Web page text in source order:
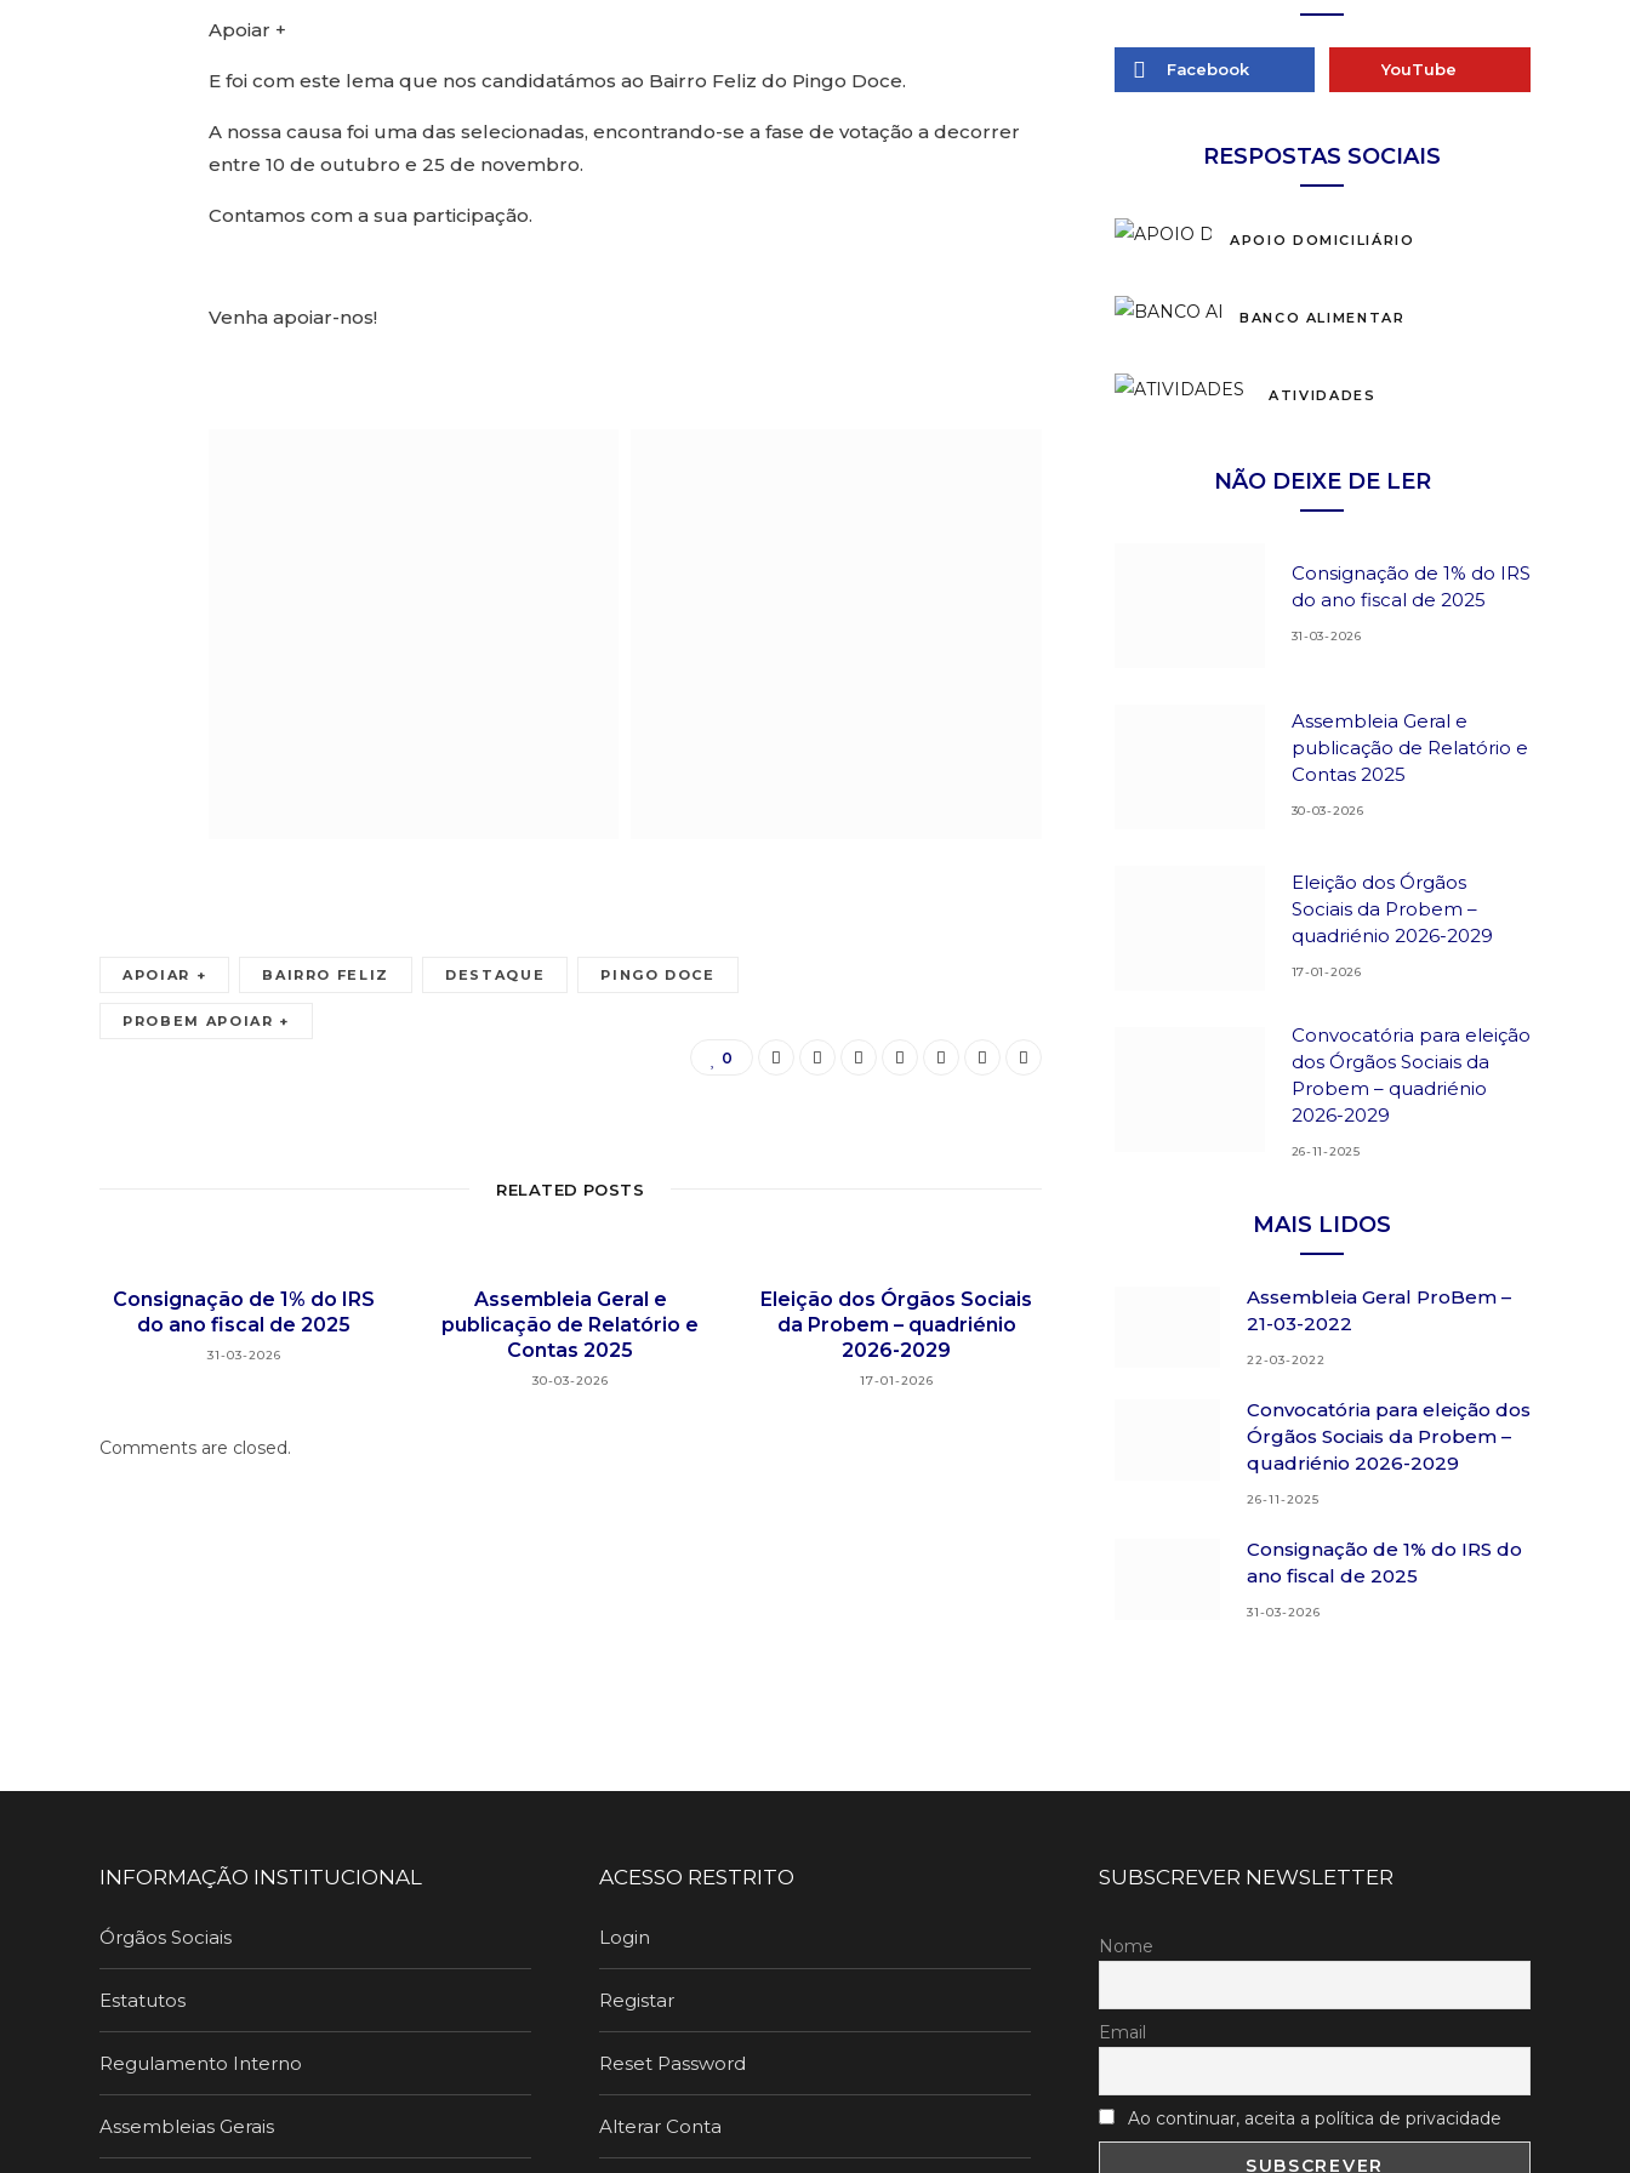
Apoiar +
E foi com este lema que nos candidatámos ao Bairro Feliz do Pingo Doce.
A nossa causa foi uma das selecionadas, encontrando-se a fase de votação a decorrer
entre 10 de outubro e 25 de novembro.
Contamos com a sua participação.
Venha apoiar-nos!
APOIAR + BAIRRO FELIZ DESTAQUE PINGO DOCE
PROBEM APOIAR +
0
RELATED POSTS
Consignação de 1% do IRS
do ano fiscal de 2025
31-03-2026
Assembleia Geral e
publicação de Relatório e
Contas 2025
30-03-2026
Eleição dos Órgãos Sociais
da Probem – quadriénio
2026-2029
17-01-2026
Comments are closed.
Facebook YouTube
RESPOSTAS SOCIAIS
APOIO DOMICILIÁRIO
BANCO ALIMENTAR
ATIVIDADES
NÃO DEIXE DE LER
Consignação de 1% do IRS
do ano fiscal de 2025
31-03-2026
Assembleia Geral e
publicação de Relatório e
Contas 2025
30-03-2026
Eleição dos Órgãos
Sociais da Probem –
quadriénio 2026-2029
17-01-2026
Convocatória para eleição
dos Órgãos Sociais da
Probem – quadriénio
2026-2029
26-11-2025
MAIS LIDOS
Assembleia Geral ProBem –
21-03-2022
22-03-2022
Convocatória para eleição dos
Órgãos Sociais da Probem –
quadriénio 2026-2029
26-11-2025
Consignação de 1% do IRS do
ano fiscal de 2025
31-03-2026
INFORMAÇÃO INSTITUCIONAL
Órgãos Sociais
Estatutos
Regulamento Interno
Assembleias Gerais
ACESSO RESTRITO
Login
Registar
Reset Password
Alterar Conta
SUBSCREVER NEWSLETTER
Nome
Email
Ao continuar, aceita a política de privacidade